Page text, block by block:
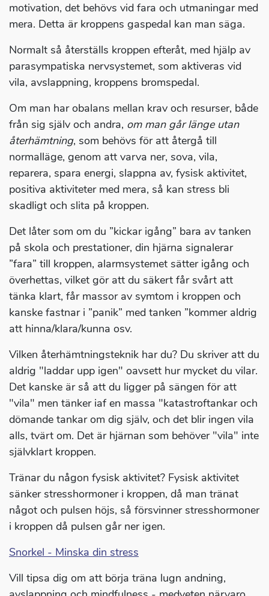
motivation, det behövs vid fara och utmaningar med
mera. Detta är kroppens gaspedal kan man säga.
Normalt så återställs kroppen efteråt, med hjälp av
parasympatiska nervsystemet, som aktiveras vid
vila, avslappning, kroppens bromspedal.
Om man har obalans mellan krav och resurser, både
från sig själv och andra, om man går länge utan
återhämtning, som behövs för att återgå till
normalläge, genom att varva ner, sova, vila,
reparera, spara energi, slappna av, fysisk aktivitet,
positiva aktiviteter med mera, så kan stress bli
skadligt och slita på kroppen.
Det låter som om du ”kickar igång” bara av tanken
på skola och prestationer, din hjärna signalerar
”fara” till kroppen, alarmsystemet sätter igång och
överhettas, vilket gör att du säkert får svårt att
tänka klart, får massor av symtom i kroppen och
kanske fastnar i ”panik” med tanken ”kommer aldrig
att hinna/klara/kunna osv.
Vilken återhämtningsteknik har du? Du skriver att du
aldrig "laddar upp igen" oavsett hur mycket du vilar.
Det kanske är så att du ligger på sängen för att
"vila" men tänker iaf en massa "katastroftankar och
dömande tankar om dig själv, och det blir ingen vila
alls, tvärt om. Det är hjärnan som behöver "vila" inte
självklart kroppen.
Tränar du någon fysisk aktivitet? Fysisk aktivitet
sänker stresshormoner i kroppen, då man tränat
något och pulsen höjs, så försvinner stresshormoner
i kroppen då pulsen går ner igen.
Snorkel - Minska din stress
Vill tipsa dig om att börja träna lugn andning,